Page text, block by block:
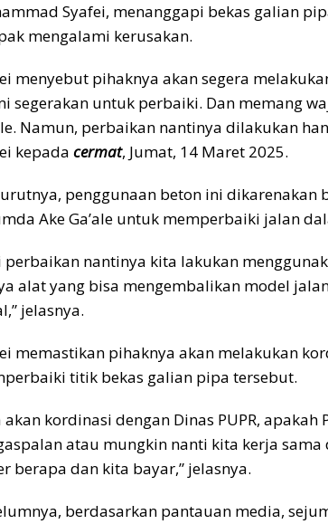
Syafei, menanggapi bekas galian
mengalami kerusakan.
menyebut pihaknya akan segera
segerakan untuk perbaiki. Dan memang
Namun, perbaikan nantinya dilakukan
kepada cermat, Jumat, 14 Maret 2025.
penggunaan beton ini
Ake Ga’ale untuk memperbaiki jalan
perbaikan nantinya kita lakukan
alat yang bisa mengembalikan model
jelasnya.
memastikan pihaknya akan melakukan
titik bekas galian pipa tersebut.
akan kordinasi dengan Dinas PUPR,
atau mungkin nanti kita kerja sama
berapa dan kita bayar,” jelasnya.
berdasarkan pantauan media,